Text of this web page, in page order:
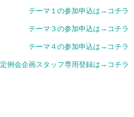
テーマ１の参加申込は→コチラ
テーマ３の参加申込は→コチラ
テーマ４の参加申込は→コチラ
定例会企画スタッフ専用登録は→コチラ